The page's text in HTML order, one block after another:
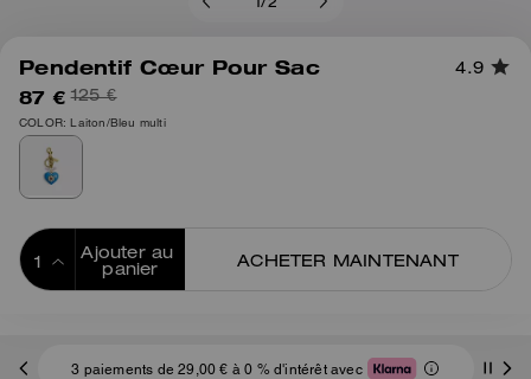
/2
Pendentif Cœur Pour Sac 4.9
87 € 125 €
COLOR: Laiton/Bleu multi
Ajouter au
panier
ACHETER MAINTENANT
3 paiements de 29,00 € à 0 % d'intérêt avec